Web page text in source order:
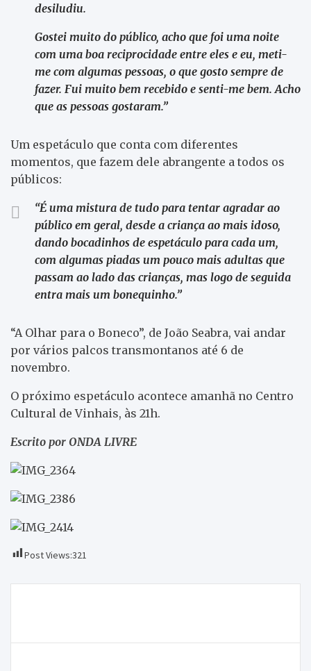
desiludiu.
Gostei muito do público, acho que foi uma noite
com uma boa reciprocidade entre eles e eu, meti-
me com algumas pessoas, o que gosto sempre de
fazer. Fui muito bem recebido e senti-me bem. Acho
que as pessoas gostaram.”
Um espetáculo que conta com diferentes
momentos, que fazem dele abrangente a todos os
públicos:
“É uma mistura de tudo para tentar agradar ao
público em geral, desde a criança ao mais idoso,
dando bocadinhos de espetáculo para cada um,
com algumas piadas um pouco mais adultas que
passam ao lado das crianças, mas logo de seguida
entra mais um bonequinho.”
“A Olhar para o Boneco”, de João Seabra, vai andar
por vários palcos transmontanos até 6 de
novembro.
O próximo espetáculo acontece amanhã no Centro
Cultural de Vinhais, às 21h.
Escrito por ONDA LIVRE
Post Views:321
artigos